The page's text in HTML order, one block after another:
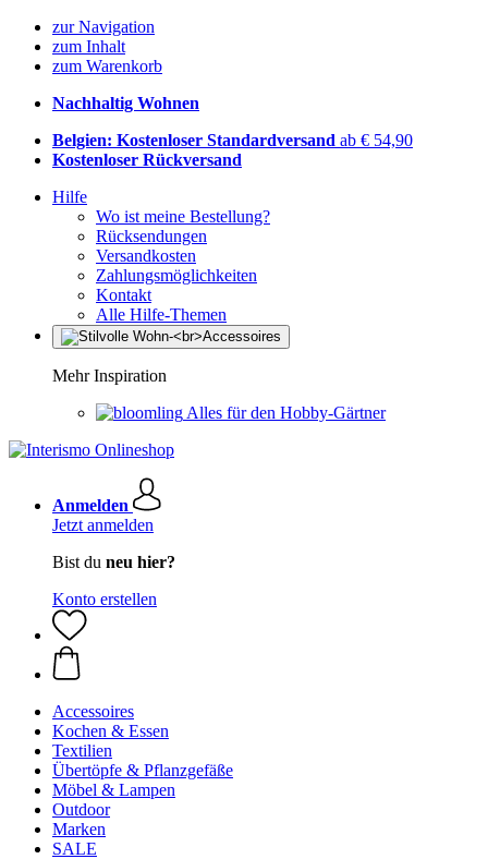
zur Navigation
zum Inhalt
zum Warenkorb
Nachhaltig Wohnen
Belgien: Kostenloser Standardversand ab € 54,90
Kostenloser Rückversand
Hilfe
Wo ist meine Bestellung?
Rücksendungen
Versandkosten
Zahlungsmöglichkeiten
Kontakt
Alle Hilfe-Themen
Mehr Inspiration
Alles für den Hobby-Gärtner
Anmelden
Jetzt anmelden
Bist du neu hier?
Konto erstellen
Accessoires
Kochen & Essen
Textilien
Übertöpfe & Pflanzgefäße
Möbel & Lampen
Outdoor
Marken
SALE